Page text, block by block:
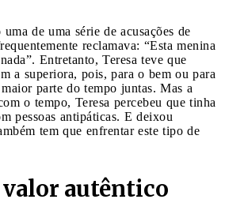
de uma série de acusações de
reclamava: “Esta menina
Entretanto, Teresa teve que
a superiora, pois, para o bem ou para
parte do tempo juntas. Mas a
o tempo, Teresa percebeu que tinha
pessoas antipáticas. E deixou
tem que enfrentar este tipo de
valor autêntico